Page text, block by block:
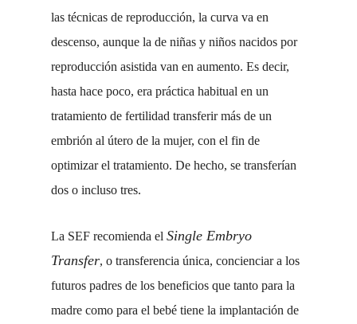
las técnicas de reproducción, la curva va en
descenso, aunque la de niñas y niños nacidos por
reproducción asistida van en aumento. Es decir,
hasta hace poco, era práctica habitual en un
tratamiento de fertilidad transferir más de un
embrión al útero de la mujer, con el fin de
optimizar el tratamiento. De hecho, se transferían
dos o incluso tres.
La SEF recomienda el Single Embryo
Transfer, o transferencia única, concienciar a los
futuros padres de los beneficios que tanto para la
madre como para el bebé tiene la implantación de